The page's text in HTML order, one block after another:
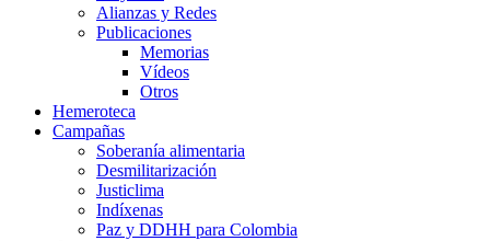
Alianzas y Redes
Publicaciones
Memorias
Vídeos
Otros
Hemeroteca
Campañas
Soberanía alimentaria
Desmilitarización
Justiclima
Indíxenas
Paz y DDHH para Colombia